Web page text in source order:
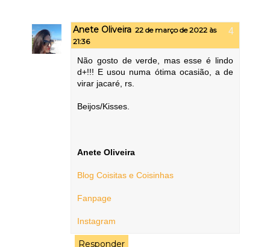
Anete Oliveira 22 de março de 2022 às
21:36
Não gosto de verde, mas esse é lindo
d+!!! E usou numa ótima ocasião, a de
virar jacaré, rs.
Beijos/Kisses.
Anete Oliveira
Blog Coisitas e Coisinhas
Fanpage
Instagram
Responder